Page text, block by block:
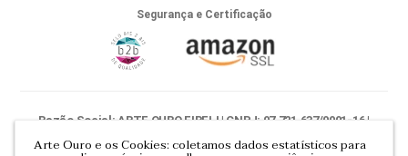
Arte Ouro e os Cookies: coletamos dados estatísticos para
Segurança e Certificação
Razão Social: ARTE OURO EIRELI | CNPJ: 07.721.637/0001-16 |